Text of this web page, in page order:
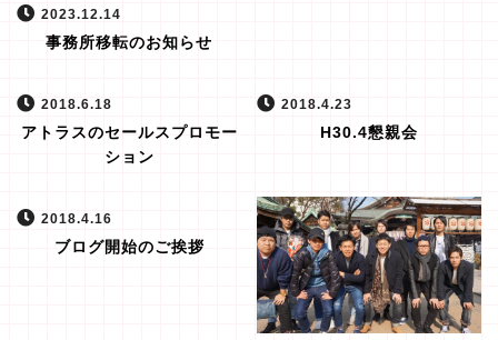
2023.12.14
事務所移転のお知らせ
2018.6.18
アトラスのセールスプロモー
ション
2018.4.23
H30.4懇親会
2018.4.16
ブログ開始のご挨拶